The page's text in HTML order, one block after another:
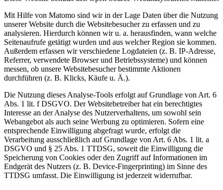
Mit Hilfe von Matomo sind wir in der Lage Daten über die Nutzung
unserer Website durch die Websitebesucher zu erfassen und zu
analysieren. Hierdurch können wir u. a. herausfinden, wann welche
Seitenaufrufe getätigt wurden und aus welcher Region sie kommen.
Außerdem erfassen wir verschiedene Logdateien (z. B. IP-Adresse,
Referrer, verwendete Browser und Betriebssysteme) und können
messen, ob unsere Websitebesucher bestimmte Aktionen
durchführen (z. B. Klicks, Käufe u. Ä.).
Die Nutzung dieses Analyse-Tools erfolgt auf Grundlage von Art. 6
Abs. 1 lit. f DSGVO. Der Websitebetreiber hat ein berechtigtes
Interesse an der Analyse des Nutzerverhaltens, um sowohl sein
Webangebot als auch seine Werbung zu optimieren. Sofern eine
entsprechende Einwilligung abgefragt wurde, erfolgt die
Verarbeitung ausschließlich auf Grundlage von Art. 6 Abs. 1 lit. a
DSGVO und § 25 Abs. 1 TTDSG, soweit die Einwilligung die
Speicherung von Cookies oder den Zugriff auf Informationen im
Endgerät des Nutzers (z. B. Device-Fingerprinting) im Sinne des
TTDSG umfasst. Die Einwilligung ist jederzeit widerrufbar.